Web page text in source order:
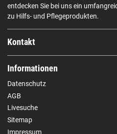
entdecken Sie bei uns ein
zu Hilfs- und Pflegeprodukten.
Kontakt
Informationen
Datenschutz
AGB
Livesuche
Sitemap
Impressum